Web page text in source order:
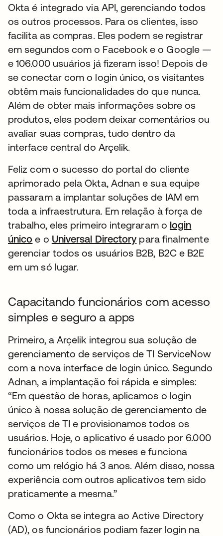
Okta é integrado via API, gerenciando todos
os outros processos. Para os clientes, isso
facilita as compras. Eles podem se registrar
em segundos com o Facebook e o Google —
e 106.000 usuários já fizeram isso! Depois de
se conectar com o login único, os visitantes
obtêm mais funcionalidades do que nunca.
Além de obter mais informações sobre os
produtos, eles podem deixar comentários ou
avaliar suas compras, tudo dentro da
interface central do Arçelik.
Feliz com o sucesso do portal do cliente
aprimorado pela Okta, Adnan e sua equipe
passaram a implantar soluções de IAM em
toda a infraestrutura. Em relação à força de
trabalho, eles primeiro integraram o login
único e o Universal Directorypara finalmente
gerenciar todos os usuários B2B, B2C e B2E
em um só lugar.
Capacitando funcionários com acesso
simples e seguro a apps
Primeiro, a Arçelik integrou sua solução de
gerenciamento de serviços de TI ServiceNow
com a nova interface de login único. Segundo
Adnan, a implantação foi rápida e simples:
“Em questão de horas, aplicamos o login
único à nossa solução de gerenciamento de
serviços de TI e provisionamos todos os
usuários. Hoje, o aplicativo é usado por 6.000
funcionários todos os meses e funciona
como um relógio há 3 anos. Além disso, nossa
experiência com outros aplicativos tem sido
praticamente a mesma.”
Como o Okta se integra ao Active Directory
(AD), os funcionários podiam fazer login na